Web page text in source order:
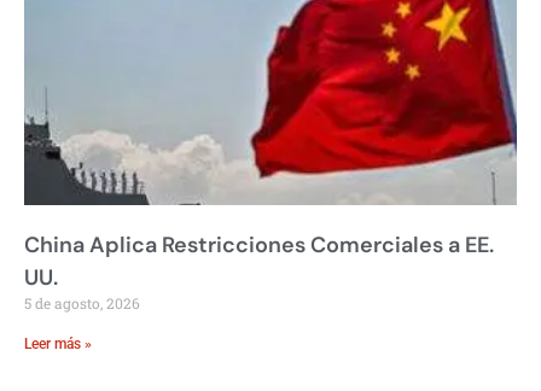
China Aplica Restricciones Comerciales a EE.
UU.
5 de agosto, 2026
Leer más »